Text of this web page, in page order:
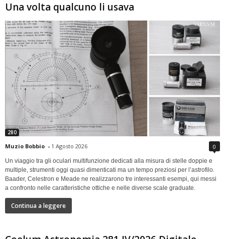
Una volta qualcuno li usava
280
Muzio Bobbio - 1 Agosto 2026 0
Un viaggio tra gli oculari multifunzione dedicati alla misura di stelle doppie e
multiple, strumenti oggi quasi dimenticati ma un tempo preziosi per l’astrofilo.
Baader, Celestron e Meade ne realizzarono tre interessanti esempi, qui messi
a confronto nelle caratteristiche ottiche e nelle diverse scale graduate.
Continua a leggere